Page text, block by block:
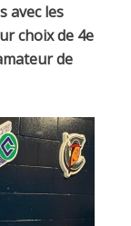
avec les
choix de 4e
de